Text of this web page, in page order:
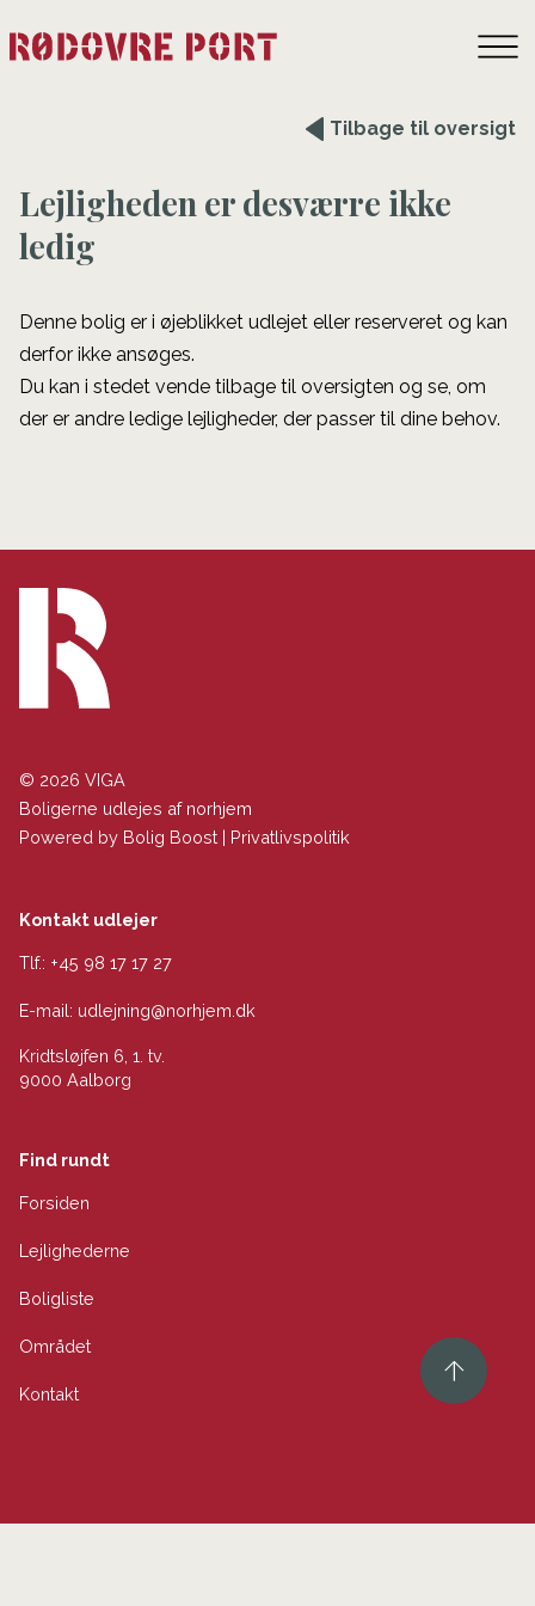
Tilbage til oversigt
Lejligheden er desværre ikke
ledig
Denne bolig er i øjeblikket udlejet eller reserveret og kan
derfor ikke ansøges.
Du kan i stedet vende tilbage til oversigten og se, om
der er andre ledige lejligheder, der passer til dine behov.
© 2026 VIGA
Boligerne udlejes af norhjem
Powered by Bolig Boost | Privatlivspolitik
Kontakt udlejer
Tlf.: +45 98 17 17 27
E-mail: udlejning@norhjem.dk
Kridtsløjfen 6, 1. tv.
9000 Aalborg
Find rundt
Forsiden
Lejlighederne
Boligliste
Området
Kontakt